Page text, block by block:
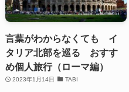
言葉がわからなくても イ
タリア北部を巡る おすす
め個人旅行（ローマ編）
2023年1月14日 TABI